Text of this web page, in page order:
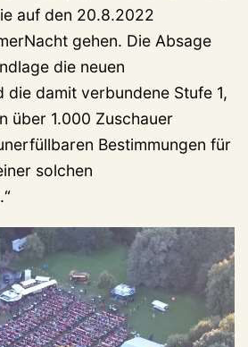
auf den 20.8.2022
gehen. Die Absage
die neuen
die damit verbundene Stufe 1,
über 1.000 Zuschauer
Bestimmungen für
solchen